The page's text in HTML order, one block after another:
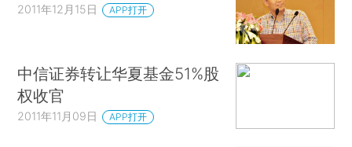
2011年12月15日 APP打开
中信证券转让华夏基金51%股
权收官
2011年11月09日 APP打开